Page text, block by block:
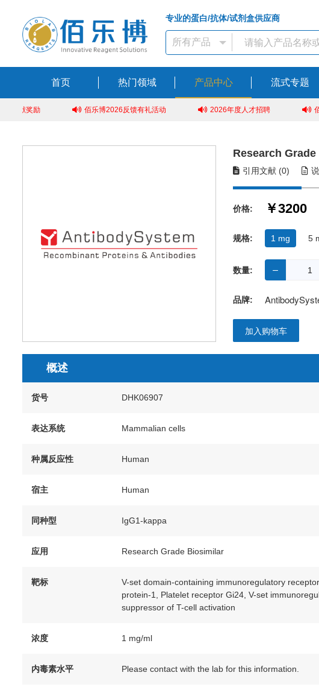
专业的蛋白/抗体/试剂盒供应商
首页 热门领域 产品中心 流式专题
献奖励 佰乐博2026反馈有礼活动 2026年度人才招聘 佰乐
Research
引用文献 (0)
价格: ￥
规格: 1 mg 5
数量:
品牌:
概述
货号 DHK06907
表达系统 Mammalian cells
种属反应性 Human
宿主 Human
同种型 IgG1-kappa
应用 Research Grade Biosimilar
靶标
V-set domain-containing immunoregulatory
protein-1, Platelet receptor Gi24, V-set
suppressor of T-cell activation
浓度 1 mg/ml
内毒素水平 Please contact with the lab for this information.